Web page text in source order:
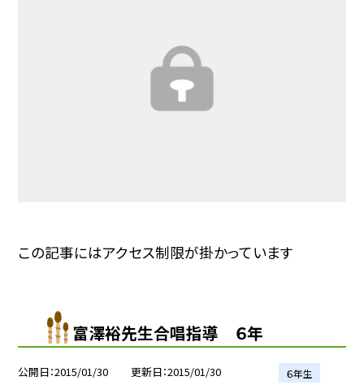
この記事にはアクセス制限が掛かっています
富澤裕先生合唱指導 ６年
公開日 2015/01/30 更新日 2015/01/30 ６年生